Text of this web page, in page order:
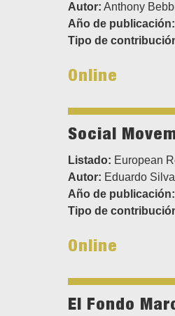
Autor: Anthony
Año de publicación:
Tipo de
Online
Social
Listado: European
Autor: Eduardo Silva
Año de publicación:
Tipo de
Online
El Fondo